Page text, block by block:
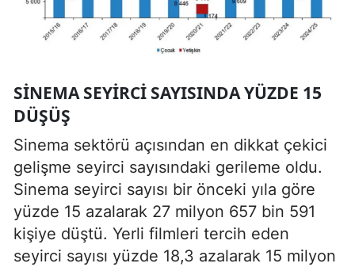
SINEMA SEYIRCI SAYISINDA YÜZDE 15
DÜŞÜŞ
Sinema sektörü açısından en dikkat çekici
gelişme seyirci sayısındaki gerileme oldu.
Sinema seyirci sayısı bir önceki yıla göre
yüzde 15 azalarak 27 milyon 657 bin 591
kişiye düştü. Yerli filmleri tercih eden
seyirci sayısı yüzde 18,3 azalarak 15 milyon